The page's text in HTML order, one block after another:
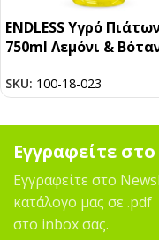
ENDLESS Υγρό
750ml Λεμόνι &
SKU: 100-18-023
Εγγραφείτε
Εγγραφείτε στο
κατάλογο μας σε .pdf
στο inbox σας.